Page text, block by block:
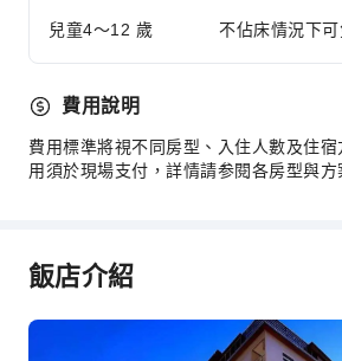
兒童4～12 歲 不佔床情況下
費用說明
費用標準將視不同房型、入住人數及住
用須於現場支付，詳情請参閱各房型與方
飯店介紹